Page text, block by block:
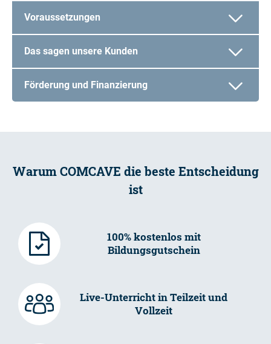
Voraussetzungen
Das sagen unsere Kunden
Förderung und Finanzierung
Warum COMCAVE die beste Entscheidung
ist
100% kostenlos mit
Bildungsgutschein
Live-Unterricht in Teilzeit und
Vollzeit